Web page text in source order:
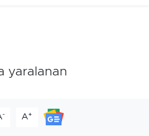
yaralanan
- A+